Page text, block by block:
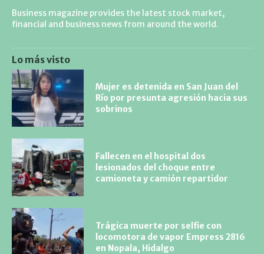
Business magazine provides the latest stock market,
financial and business news from around the world.
Lo más visto
Mujer es detenida en San Juan del
Río por presunta agresión hacia sus
sobrinos
Fallecen en el hospital dos
lesionados del choque entre
camioneta y camión repartidor
Trágica muerte por selfie con
locomotora de vapor Empress 2816
en Nopala, Hidalgo